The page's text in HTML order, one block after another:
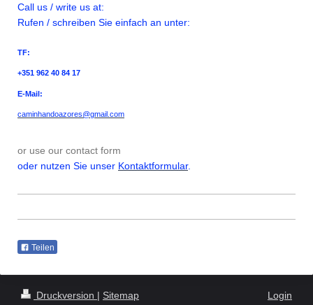
Call us / write us at:
Rufen / schreiben Sie einfach an unter:
TF:
+351 962 40 84 17
E-Mail:
caminhandoazores@gmail.com
or use our contact form
oder nutzen Sie unser Kontaktformular.
Teilen
Druckversion | Sitemap
Login